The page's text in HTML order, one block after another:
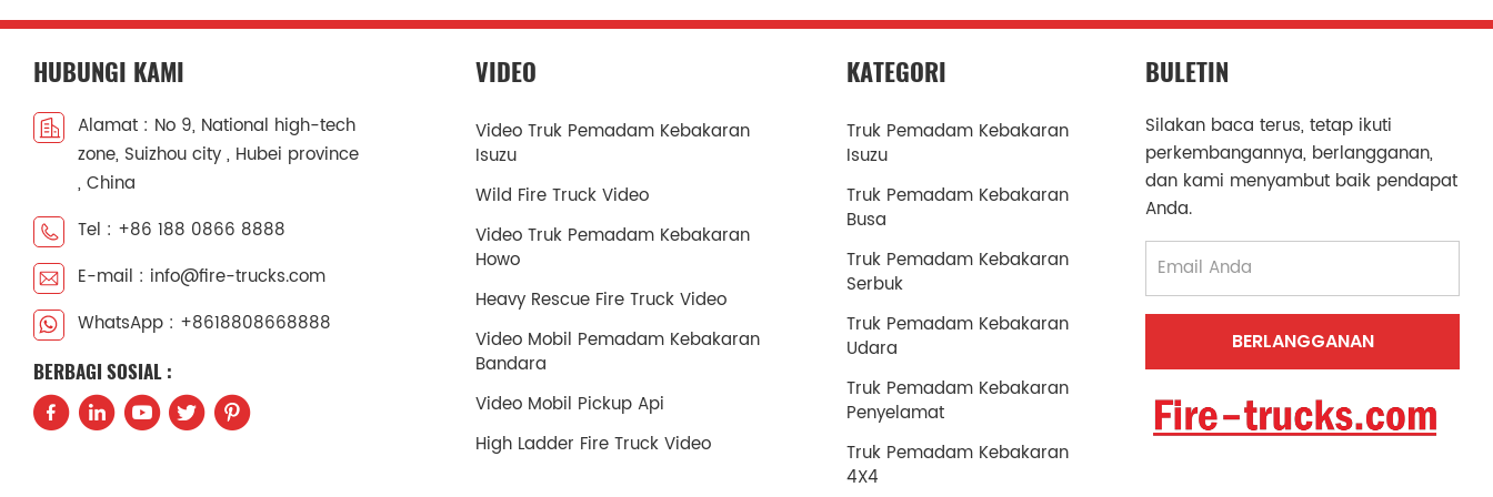
HUBUNGI KAMI
Alamat : No 9, National high-tech
zone, Suizhou city , Hubei province
, China
Tel : +86 188 0866 8888
E-mail : info@fire-trucks.com
WhatsApp : +8618808668888
BERBAGI SOSIAL :
VIDEO
Video Truk Pemadam Kebakaran
Isuzu
Wild Fire Truck Video
Video Truk Pemadam Kebakaran
Howo
Heavy Rescue Fire Truck Video
Video Mobil Pemadam Kebakaran
Bandara
Video Mobil Pickup Api
High Ladder Fire Truck Video
KATEGORI
Truk Pemadam Kebakaran
Isuzu
Truk Pemadam Kebakaran
Busa
Truk Pemadam Kebakaran
Serbuk
Truk Pemadam Kebakaran
Udara
Truk Pemadam Kebakaran
Penyelamat
Truk Pemadam Kebakaran
4X4
BULETIN
Silakan baca terus, tetap ikuti
perkembangannya, berlangganan,
dan kami menyambut baik pendapat
Anda.